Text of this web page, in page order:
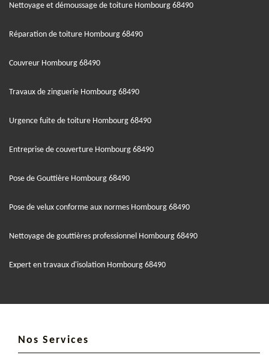
Nettoyage et démoussage de toiture Hombourg 68490
Réparation de toiture Hombourg 68490
Couvreur Hombourg 68490
Travaux de zinguerie Hombourg 68490
Urgence fuite de toiture Hombourg 68490
Entreprise de couverture Hombourg 68490
Pose de Gouttière Hombourg 68490
Pose de velux conforme aux normes Hombourg 68490
Nettoyage de gouttières professionnel Hombourg 68490
Expert en travaux d'isolation Hombourg 68490
Nos Services